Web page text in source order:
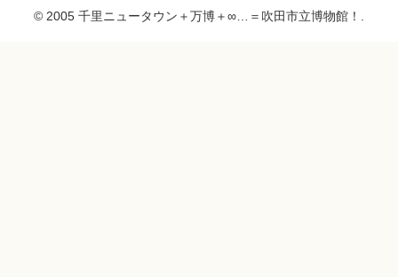
© 2005 千里ニュータウン＋万博＋∞…＝吹田市立博物館！.